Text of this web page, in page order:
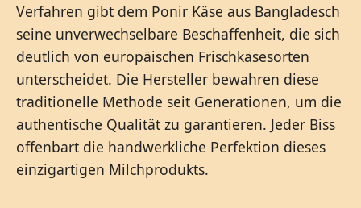
Verfahren gibt dem Ponir Käse aus Bangladesch
seine unverwechselbare Beschaffenheit, die sich
deutlich von europäischen Frischkäsesorten
unterscheidet. Die Hersteller bewahren diese
traditionelle Methode seit Generationen, um die
authentische Qualität zu garantieren. Jeder Biss
offenbart die handwerkliche Perfektion dieses
einzigartigen Milchprodukts.